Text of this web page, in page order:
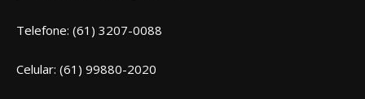
Telefone: (61) 3207-0088
Celular: (61) 99880-2020